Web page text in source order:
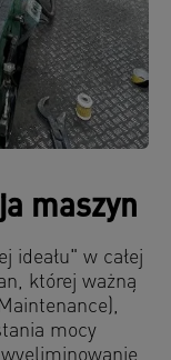
maszyn
ideału" w całej
której ważną
mocy